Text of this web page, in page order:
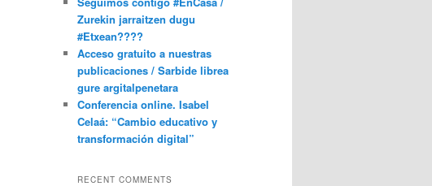
Zurekin jarraitzen dugu
#Etxean????
Acceso gratuito a nuestras
publicaciones / Sarbide librea
gure argitalpenetara
Conferencia online. Isabel
Celaá: “Cambio educativo y
transformación digital”
RECENT COMMENTS